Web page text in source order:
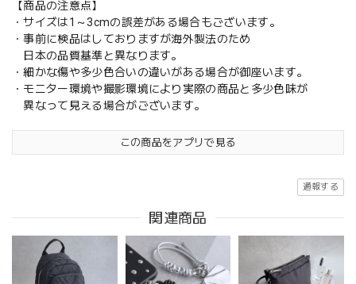
【商品の注意点】
・サイズは1～3cmの誤差がある場合もございます。
・事前に検品はしておりますが海外製法のため
日本の品質基準と異なります。
・細かな傷や多少色合いの違いがある場合が御座います。
・モニター環境や撮影環境により実際の商品と多少色味が
異なって見える場合がございます。
この商品をアプリで見る
通報する
関連商品